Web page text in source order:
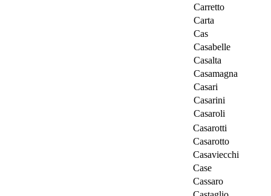
Carretto
Carta
Cas
Casabelle
Casalta
Casamagna
Casari
Casarini
Casaroli
Casarotti
Casarotto
Casaviecchi
Case
Cassaro